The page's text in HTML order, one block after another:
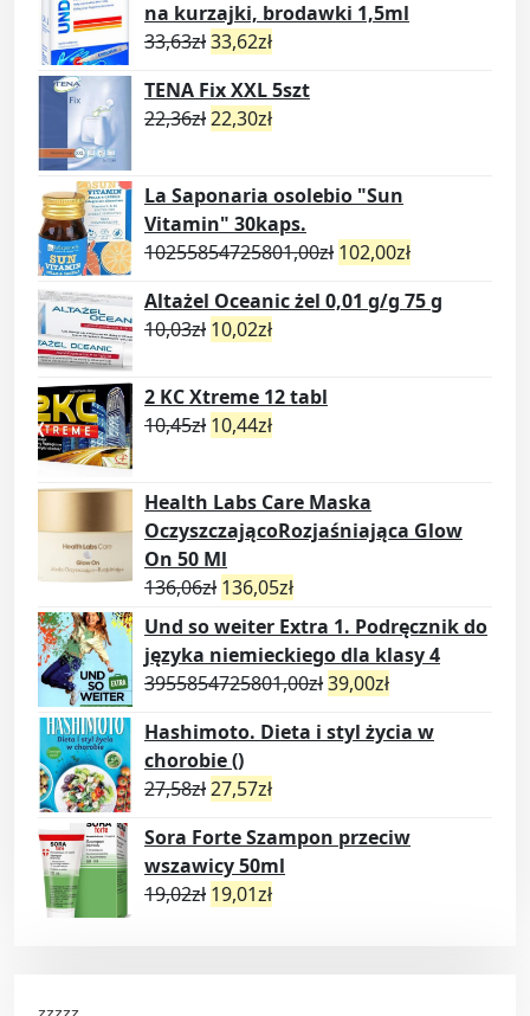
na kurzajki, brodawki 1,5ml
33,63zł33,62zł
TENA Fix XXL 5szt
22,36zł22,30zł
La Saponaria osolebio "Sun
Vitamin" 30kaps.
10255854725801,00zł 102,00zł
Altażel Oceanic żel 0,01 g/g 75 g
10,03zł 10,02zł
2 KC Xtreme 12 tabl
10,45zł 10,44zł
Health Labs Care Maska
OczyszczającoRozjaśniająca Glow
On 50 Ml
136,06zł 136,05zł
Und so weiter Extra 1. Podręcznik do
języka niemieckiego dla klasy 4
3955854725801,00zł39,00zł
Hashimoto. Dieta i styl życia w
chorobie ()
27,58zł27,57zł
Sora Forte Szampon przeciw
wszawicy 50ml
19,02zł 19,01zł